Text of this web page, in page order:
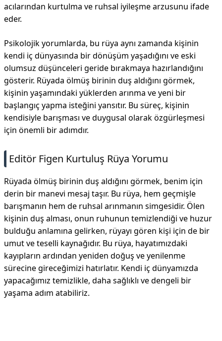
acılarından kurtulma ve ruhsal iyileşme arzusunu ifade
eder.
Psikolojik yorumlarda, bu rüya aynı zamanda kişinin
kendi iç dünyasında bir dönüşüm yaşadığını ve eski
olumsuz düşünceleri geride bırakmaya hazırlandığını
gösterir. Rüyada ölmüş birinin duş aldığını görmek,
kişinin yaşamındaki yüklerden arınma ve yeni bir
başlangıç yapma isteğini yansıtır. Bu süreç, kişinin
kendisiyle barışması ve duygusal olarak özgürleşmesi
için önemli bir adımdır.
Editör Figen Kurtuluş Rüya Yorumu
Rüyada ölmüş birinin duş aldığını görmek, benim için
derin bir manevi mesaj taşır. Bu rüya, hem geçmişle
barışmanın hem de ruhsal arınmanın simgesidir. Ölen
kişinin duş alması, onun ruhunun temizlendiği ve huzur
bulduğu anlamına gelirken, rüyayı gören kişi için de bir
umut ve teselli kaynağıdır. Bu rüya, hayatımızdaki
kayıpların ardından yeniden doğuş ve yenilenme
sürecine gireceğimizi hatırlatır. Kendi iç dünyamızda
yapacağımız temizlikle, daha sağlıklı ve dengeli bir
yaşama adım atabiliriz.